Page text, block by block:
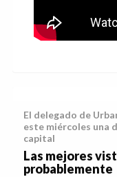
El delegado de
este miércoles una
capital
Las mejores
probablemente